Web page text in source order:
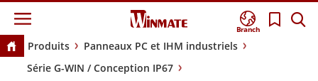
Branch
Produits
Panneaux PC et IHM industriels
Série G-WIN / Conception IP67